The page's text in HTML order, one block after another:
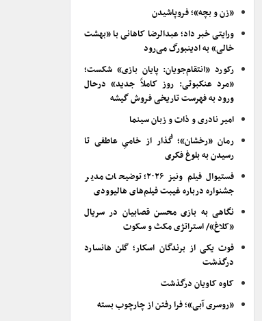
«زن و بچه»؛ فروپاشیدن
ورایتی خبر داد؛ عبدالرضا کاهانی با «بهشت
خالی» به ادینبورگ می‌رود
رکورد «انتقام‌جویان: پایان بازی» شکست؛
«مرد عنکبوتی: روز کاملاً جدید» درحال
ورود به فهرست تاریخی فروش گیشه
امیر نادری و ذات و زبان سینما
رمان «رخشان»؛ گُذار از خامیِ عاطفی تا
رسیدن به بلوغ فکری
فستیوال فیلم ونیز ۲۰۲۶؛ توضیحات مدیر
جشنواره درباره غیبت فیلم‌های هالیوودی
نگاهی به بازی محسن قصابیان در سریال
«کلاغ»/ استراتژی مکث و سکوت
فوت یکی از برندگان اسکار؛ گلن هانسارد
درگذشت
کاوه کاویان درگذشت
«روسری آبی»؛ فرا رفتن از چارچوب بسته